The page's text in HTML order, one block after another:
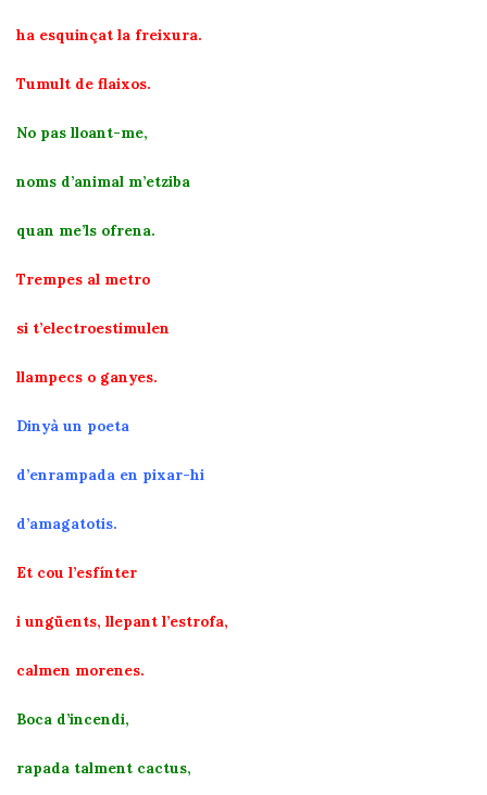
ha esquinçat la freixura.
Tumult de flaixos.
No pas lloant-me,
noms d’animal m’etziba
quan me’ls ofrena.
Trempes al metro
si t’electroestimulen
llampecs o ganyes.
Dinyà un poeta
d’enrampada en pixar-hi
d’amagatotis.
Et cou l’esfínter
i ungüents, llepant l’estrofa,
calmen morenes.
Boca d’incendi,
rapada talment cactus,